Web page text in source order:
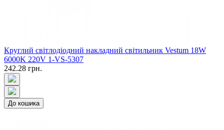
Круглий світлодіодний накладний світильник Vestum 18W
6000K 220V 1-VS-5307
242.28 грн.
До кошика